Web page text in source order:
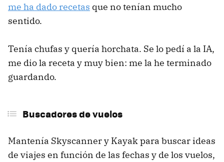
me ha dado recetas que no tenían mucho
sentido.
Tenía chufas y quería horchata. Se lo pedí a la IA,
me dio la receta y muy bien: me la he terminado
guardando.
Buscadores de vuelos
Mantenía Skyscanner y Kayak para buscar ideas
de viajes en función de las fechas y de los vuelos,